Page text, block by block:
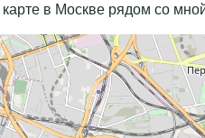
в Москве рядом со